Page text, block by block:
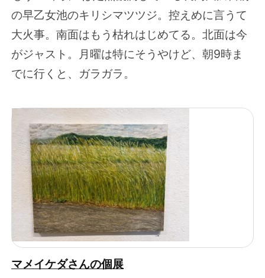
の早乙女池のキリシマツツジ。控えめに言うて
大火事。南面はもう枯れはじめてる。北面は今
がジャスト。月曜は特にそうやけど、朝9時ま
でに行くと、ガラガラ。
マメイケダさんの個展